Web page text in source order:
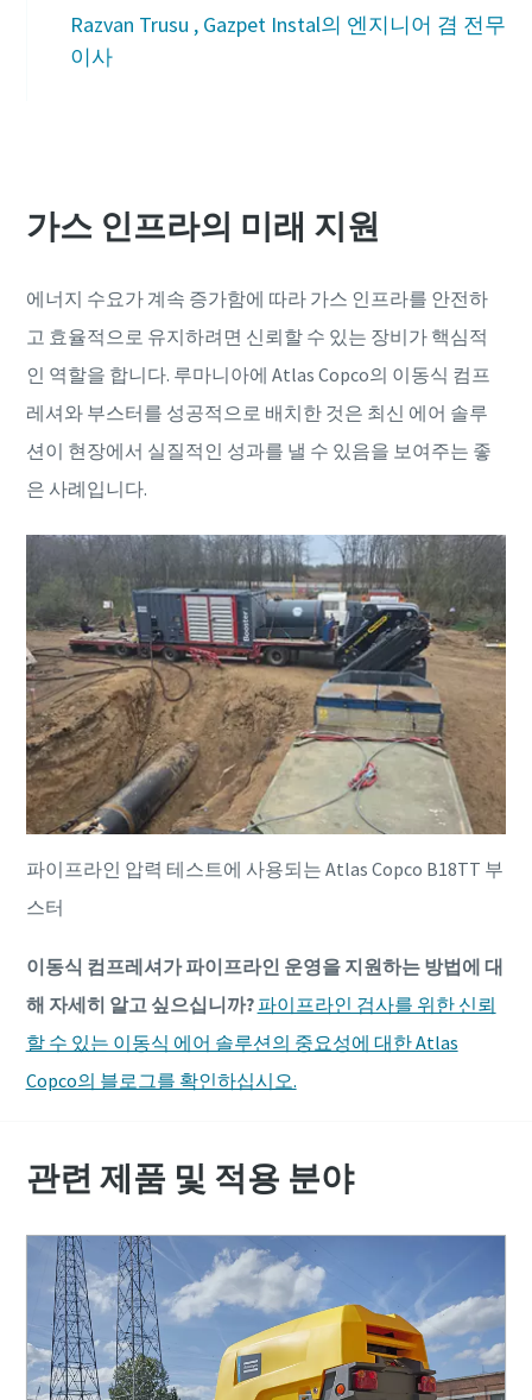
Razvan Trusu , Gazpet Instal의 엔지니어 겸 전무
이사
가스 인프라의 미래 지원
에너지 수요가 계속 증가함에 따라 가스 인프라를 안전하
고 효율적으로 유지하려면 신뢰할 수 있는 장비가 핵심적
인 역할을 합니다. 루마니아에 Atlas Copco의 이동식 컴프
레셔와 부스터를 성공적으로 배치한 것은 최신 에어 솔루
션이 현장에서 실질적인 성과를 낼 수 있음을 보여주는 좋
은 사례입니다.
파이프라인 압력 테스트에 사용되는 Atlas Copco B18TT 부
스터
이동식 컴프레셔가 파이프라인 운영을 지원하는 방법에 대
해 자세히 알고 싶으십니까? 파이프라인 검사를 위한 신뢰
할 수 있는 이동식 에어 솔루션의 중요성에 대한 Atlas
Copco의 블로그를 확인하십시오.
관련 제품 및 적용 분야